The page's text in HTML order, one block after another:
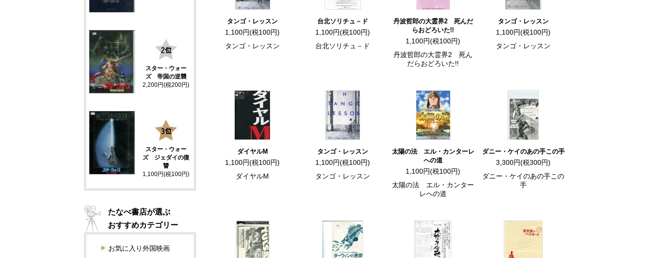
タンゴ・レッスン
1,100円(税100円)
タンゴ・レッスン
台北ソリチュ－ド
1,100円(税100円)
台北ソリチュ－ド
丹波哲郎の大霊界2 死んだ
らおどろいた!!
1,100円(税100円)
丹波哲郎の大霊界2 死ん
だらおどろいた!!
タンゴ・レッスン
1,100円(税100円)
タンゴ・レッスン
ダイヤルM
1,100円(税100円)
ダイヤルM
タンゴ・レッスン
1,100円(税100円)
タンゴ・レッスン
太陽の法 エル・カンターレ
への道
1,100円(税100円)
太陽の法 エル・カンター
レへの道
ダニー・ケイのあの手この手
3,300円(税300円)
ダニー・ケイのあの手この
手
スター・ウォー
ズ 帝国の逆襲
2,200円(税200円)
スター・ウォー
ズ ジェダイの復
讐
1,100円(税100円)
たなべ書店が選ぶ
おすすめカテゴリー
お気に入り外国映画